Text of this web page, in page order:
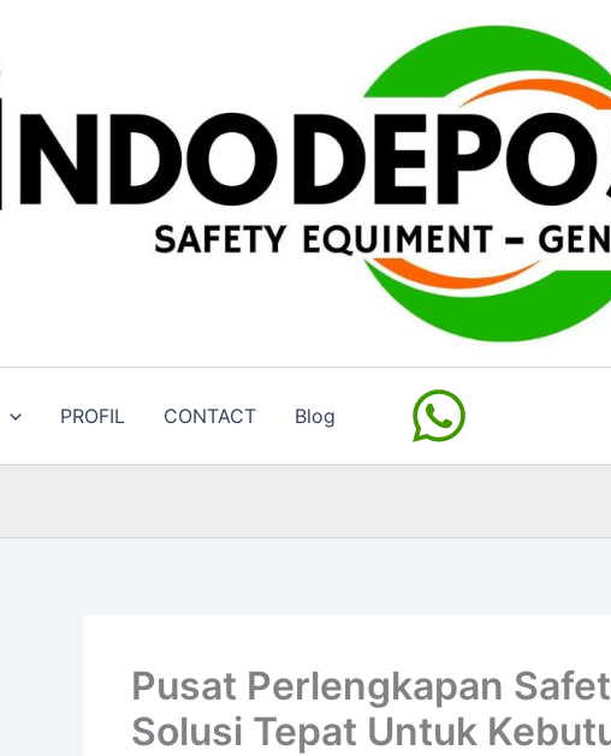
PROFIL CONTACT Blog
Pusat Perlengkapan
Solusi Tepat Untuk